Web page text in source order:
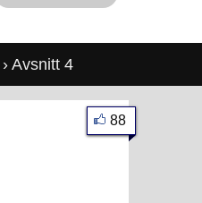
› Avsnitt 4
88